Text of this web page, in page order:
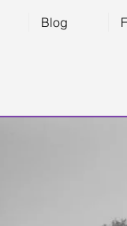
Blog